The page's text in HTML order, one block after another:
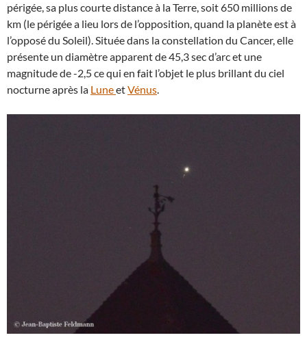
périgée, sa plus courte distance à la Terre, soit 650 millions de
km (le périgée a lieu lors de l’opposition, quand la planète est à
l’opposé du Soleil). Située dans la constellation du Cancer, elle
présente un diamètre apparent de 45,3 sec d’arc et une
magnitude de -2,5 ce qui en fait l’objet le plus brillant du ciel
nocturne après la LuneetVénus.